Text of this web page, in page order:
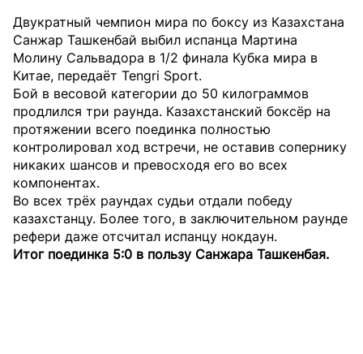
Двукратный чемпион мира по боксу из Казахстана
Санжар Ташкенбай выбил испанца Мартина
Молину Сальвадора в 1/2 финала Кубка мира в
Китае, передаёт Tengri Sport.
Бой в весовой категории до 50 килограммов
продлился три раунда. Казахстанский боксёр на
протяжении всего поединка полностью
контролировал ход встречи, не оставив сопернику
никаких шансов и превосходя его во всех
компонентах.
Во всех трёх раундах судьи отдали победу
казахстанцу. Более того, в заключительном раунде
рефери даже отсчитал испанцу нокдаун.
Итог поединка 5:0 в пользу Санжара Ташкенбая.